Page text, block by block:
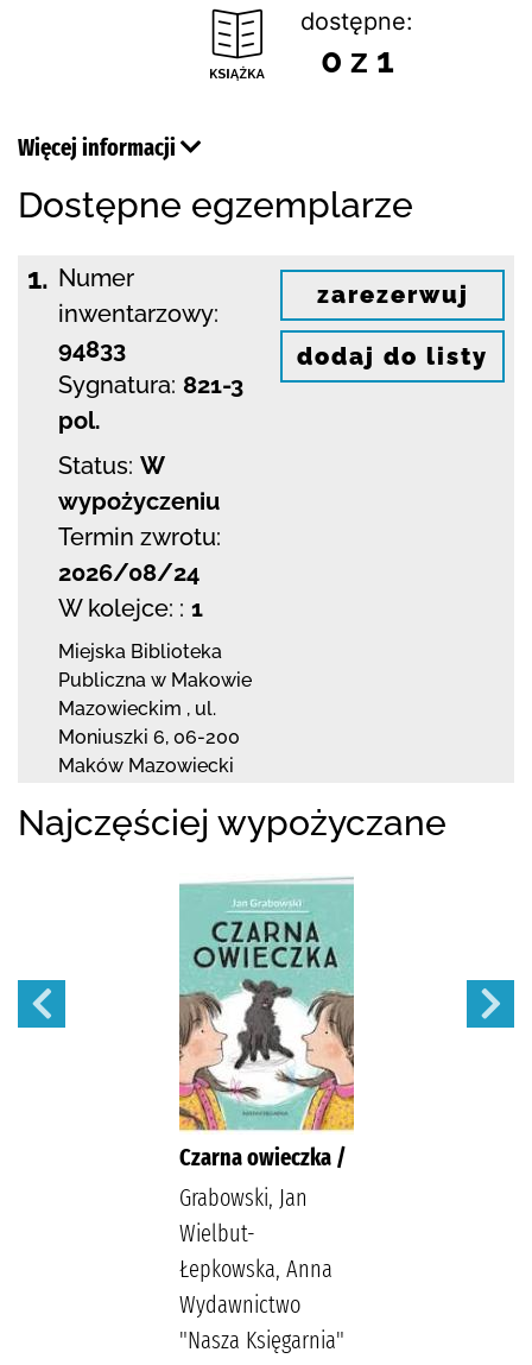
dostępne:
0 z 1
Więcej informacji
Dostępne egzemplarze
1. Numer
inwentarzowy:
94833
Sygnatura: 821-3
pol.
Status: W
wypożyczeniu
Termin zwrotu:
2026/08/24
W kolejce: : 1
Miejska Biblioteka
Publiczna w Makowie
Mazowieckim , ul.
Moniuszki 6, 06-200
Maków Mazowiecki
zarezerwuj
dodaj do listy
Najczęściej wypożyczane
Czarna owieczka /
Grabowski, Jan
Wielbut-
Łepkowska, Anna
Wydawnictwo
"Nasza Księgarnia"